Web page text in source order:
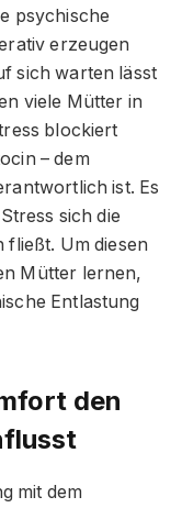
psychische
erzeugen
sich warten lässt
viele Mütter in
blockiert
– dem
ist. Es
sich die
fließt. Um diesen
Mütter lernen,
Entlastung
den
mit dem